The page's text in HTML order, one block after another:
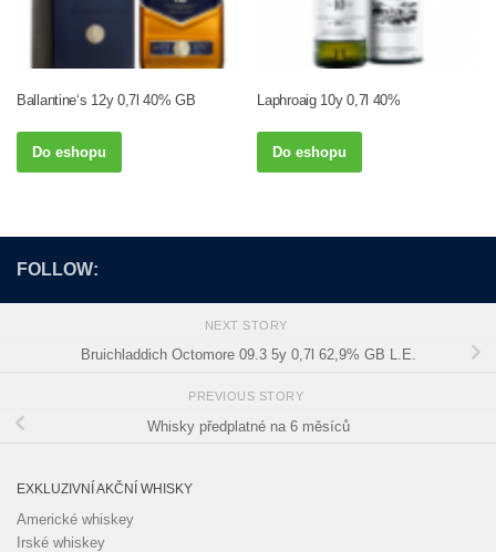
Ballantine‘s 12y 0,7l 40% GB
Do eshopu
Laphroaig 10y 0,7l 40%
Do eshopu
FOLLOW:
NEXT STORY
Bruichladdich Octomore 09.3 5y 0,7l 62,9% GB L.E.
PREVIOUS STORY
Whisky předplatné na 6 měsíců
EXKLUZIVNÍ AKČNÍ WHISKY
Americké whiskey
Irské whiskey